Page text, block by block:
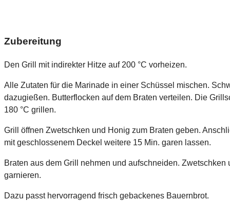
Zubereitung
Den Grill mit indirekter Hitze auf 200 °C vorheizen.
Alle Zutaten für die Marinade in einer Schüssel mischen.
dazugießen. Butterflocken auf dem Braten verteilen. Die
180 °C grillen.
Grill öffnen Zwetschken und Honig zum Braten geben.
mit geschlossenem Deckel weitere 15 Min. garen lassen.
Braten aus dem Grill nehmen und aufschneiden.
garnieren.
Dazu passt hervorragend frisch gebackenes Bauernbrot.